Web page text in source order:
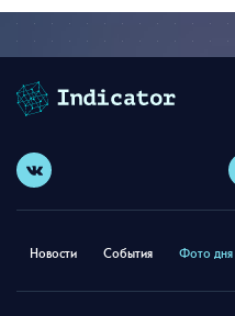
Новости События Фото дня